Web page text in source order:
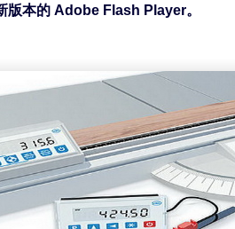
版本的 Adobe Flash Player。